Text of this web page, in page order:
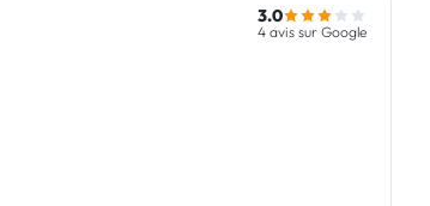
3.0
4 avis sur Google